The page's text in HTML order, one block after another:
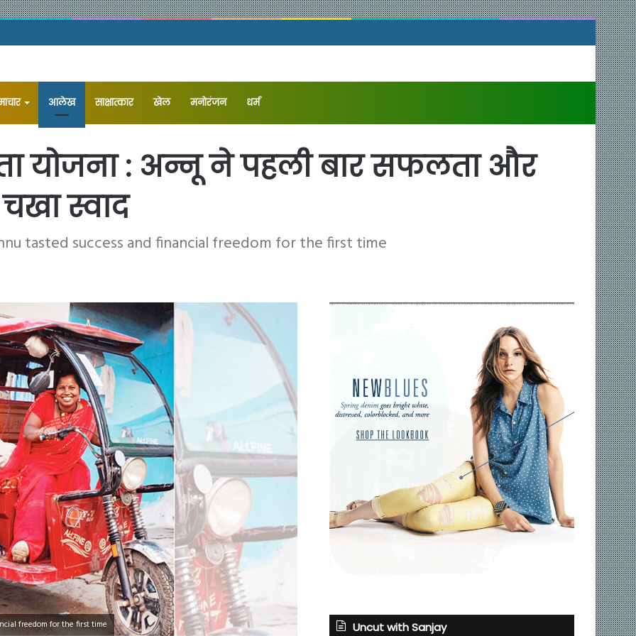
आलेख ⁠साक्षात्कार खेल मनोरंजन धर्म
योजना : अन्नू ने पहली बार सफलता और
स्वाद
tasted success and financial freedom for the first time
freedom for the first time Uncut with Sanjay